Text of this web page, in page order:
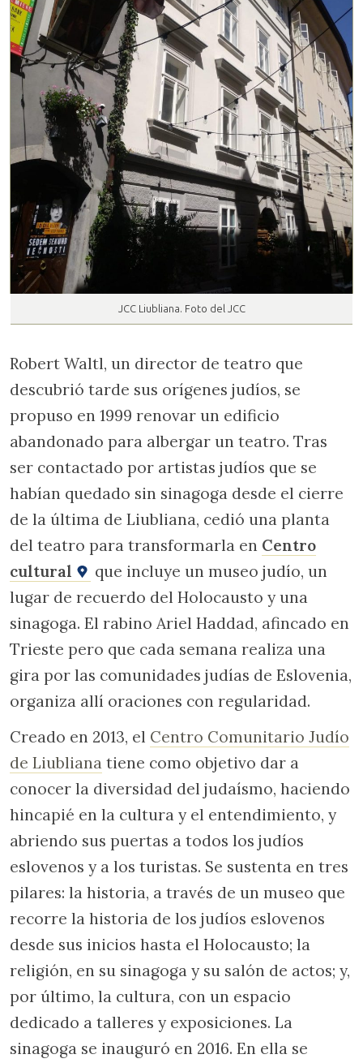
JCC Liubliana. Foto del JCC
Robert Waltl, un director de teatro que
descubrió tarde sus orígenes judíos, se
propuso en 1999 renovar un edificio
abandonado para albergar un teatro. Tras
ser contactado por artistas judíos que se
habían quedado sin sinagoga desde el cierre
de la última de Liubliana, cedió una planta
del teatro para transformarla en Centro
cultural
que incluye un museo judío, un
lugar de recuerdo del Holocausto y una
sinagoga. El rabino Ariel Haddad, afincado en
Trieste pero que cada semana realiza una
gira por las comunidades judías de Eslovenia,
organiza allí oraciones con regularidad.
Creado en 2013, el Centro Comunitario Judío
de Liubliana tiene como objetivo dar a
conocer la diversidad del judaísmo, haciendo
hincapié en la cultura y el entendimiento, y
abriendo sus puertas a todos los judíos
eslovenos y a los turistas. Se sustenta en tres
pilares: la historia, a través de un museo que
recorre la historia de los judíos eslovenos
desde sus inicios hasta el Holocausto; la
religión, en su sinagoga y su salón de actos; y,
por último, la cultura, con un espacio
dedicado a talleres y exposiciones. La
sinagoga se inauguró en 2016. En ella se